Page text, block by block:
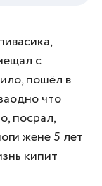
с
пошёл в
что
посрал,
жене 5 лет
кипит